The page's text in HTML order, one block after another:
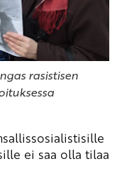
rasistisen
ei saa olla tilaa